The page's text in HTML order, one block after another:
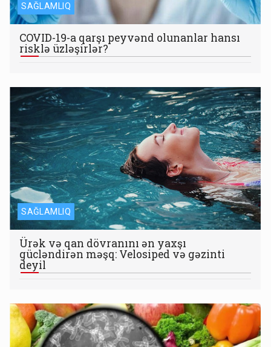
SAĞLAMLIQ
COVID-19-a qarşı peyvənd olunanlar hansı
risklə üzləşirlər?
SAĞLAMLIQ
Ürək və qan dövranını ən yaxşı
gücləndirən məşq: Velosiped və gəzinti
deyil